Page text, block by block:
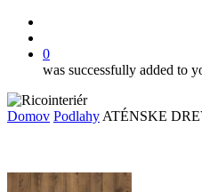
0
was successfully added to
Domov Podlahy ATÉNSKE